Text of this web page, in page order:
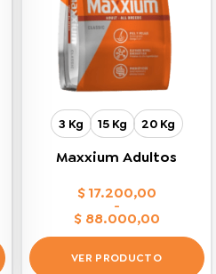
3 Kg 15 Kg 20 Kg
Maxxium Adultos
$17.200,00
-
$88.000,00
Rango
de
precios:
desde
VER PRODUCTO